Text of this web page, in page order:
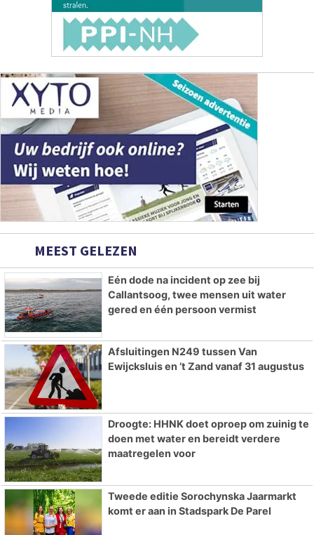
MEEST GELEZEN
Eén dode na incident op zee bij
Callantsoog, twee mensen uit water
gered en één persoon vermist
Afsluitingen N249 tussen Van
Ewijcksluis en ’t Zand vanaf 31 augustus
Droogte: HHNK doet oproep om zuinig te
doen met water en bereidt verdere
maatregelen voor
Tweede editie Sorochynska Jaarmarkt
komt er aan in Stadspark De Parel